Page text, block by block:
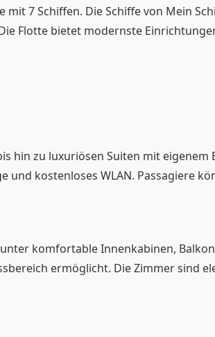
7 Schiffen. Die Schiffe von Mein
Flotte bietet modernste
hin zu luxuriösen Suiten mit eigenem
kostenloses WLAN. Passagiere
komfortable Innenkabinen,
ermöglicht. Die Zimmer sind